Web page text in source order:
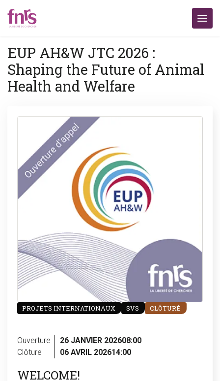
EUP AH&W JTC 2026 :
Shaping the Future of Animal
Health and Welfare
PROJETS INTERNATIONAUX SVS CLÔTURÉ
Ouverture 26 JANVIER 202608:00
Clôture
06 AVRIL 202614:00
WELCOME!